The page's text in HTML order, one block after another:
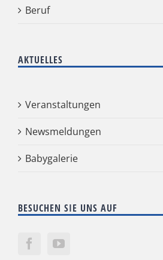
Beruf
AKTUELLES
Veranstaltungen
Newsmeldungen
Babygalerie
BESUCHEN SIE UNS AUF